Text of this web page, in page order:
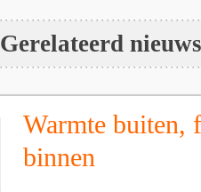
Gerelateerd nieuws
Warmte buiten,
binnen